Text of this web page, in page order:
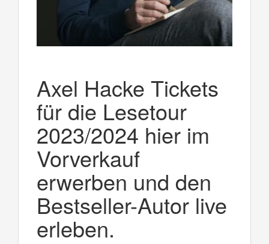
Axel Hacke Tickets
für die Lesetour
2023/2024 hier im
Vorverkauf
erwerben und den
Bestseller-Autor live
erleben.